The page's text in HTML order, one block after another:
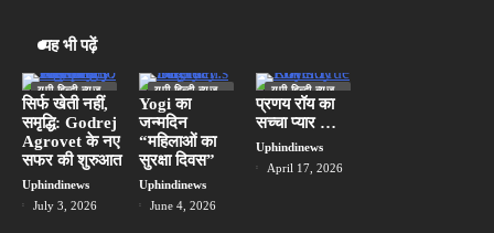
HP OmniPad 12 भारत में बिक्री के लिए
उपलब्ध, लैपटॉप और टैबलेट का मिलेगा अनुभव
Uphindinews
4
मानसून बना घूमने-फिरने का नया सीजन, छोटी
यात्राओं को तरजीह दे रहे हैं भारतीय: Airbnb
यह भी पढ़ें
यूपी हिन्दी न्यूज
स्पेशल
सिर्फ खेती नहीं,
समृद्धि: Godrej
Agrovet के नए
सफर की शुरुआत
Uphindinews
July 3, 2026
यूपी हिन्दी न्यूज
स्पेशल
लखनऊ
Yogi का
जन्मदिन
“महिलाओं का
सुरक्षा दिवस”
Uphindinews
June 4, 2026
यूपी हिन्दी न्यूज
स्पेशल
प्रणय रॉय का
सच्चा प्यार …
Uphindinews
April 17, 2026